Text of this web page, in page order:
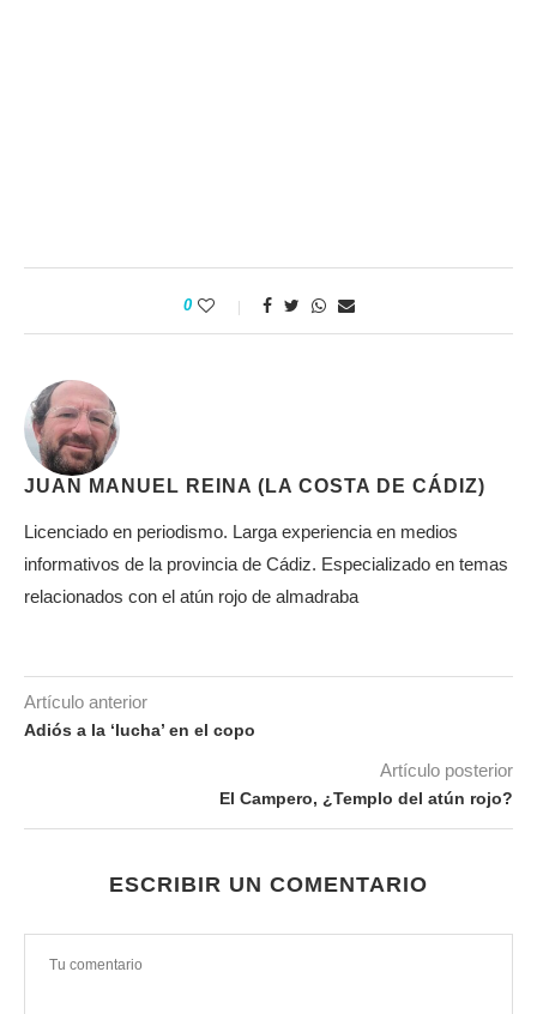
0
JUAN MANUEL REINA (LA COSTA DE CÁDIZ)
Licenciado en periodismo. Larga experiencia en medios
informativos de la provincia de Cádiz. Especializado en temas
relacionados con el atún rojo de almadraba
Artículo anterior
Adiós a la ‘lucha’ en el copo
Artículo posterior
El Campero, ¿Templo del atún rojo?
ESCRIBIR UN COMENTARIO